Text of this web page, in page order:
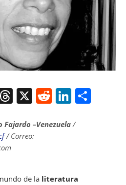
T
re
a
s
X R
d
Li
k
n
Fajardo –Venezuela /
/ Correo:
de la literatura